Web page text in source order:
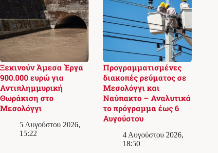
Ξεκινούν Άμεσα Έργα
900.000 ευρώ για
Αντιπλημμυρική
Θωράκιση στο
Μεσολόγγι
5 Αυγούστου 2026,
15:22
Προγραμματισμένες
διακοπές ρεύματος σε
Μεσολόγγι και
Ναύπακτο – Αναλυτικά
το πρόγραμμα έως 6
Αυγούστου
4 Αυγούστου 2026,
18:50